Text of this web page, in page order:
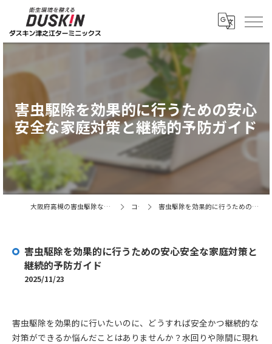
害虫駆除を効果的に行うための安心
安全な家庭対策と継続的予防ガイド
大阪府高槻の害虫駆除ならダスキン津之江ターミニックス コラム 害虫駆除を効果的に行うための安心安全な家庭対策と継続的予防ガイド
害虫駆除を効果的に行うための安心安全な家庭対策と
継続的予防ガイド
2025/11/23
害虫駆除を効果的に行いたいのに、どうすれば安全かつ継続的な
対策ができるか悩んだことはありませんか？水回りや隙間に現れ